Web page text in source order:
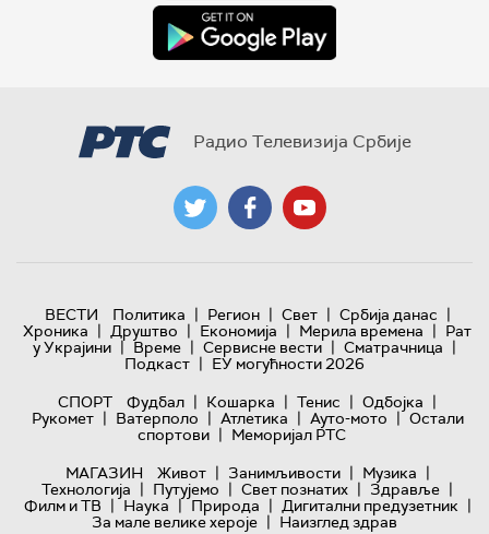
Радио Телевизија Србије
ВЕСТИ Политика | Регион | Свет | Србија данас |
Хроника | Друштво | Економија | Мерила времена | Рат
у Украјини | Време | Сервисне вести | Сматрачница |
Подкаст | ЕУ могућности 2026
СПОРТ
Фудбал | Кошарка | Тенис | Одбојка |
Рукомет | Ватерполо | Атлетика | Ауто-мото | Остали
спортови | Меморијал РТС
МАГАЗИН
Живот | Занимљивости | Музика |
Технологијa | Путујемо | Свет познатих | Здравље |
Филм и ТВ | Наука | Природа | Дигитални предузетник |
За мале велике хероје | Наизглед здрав